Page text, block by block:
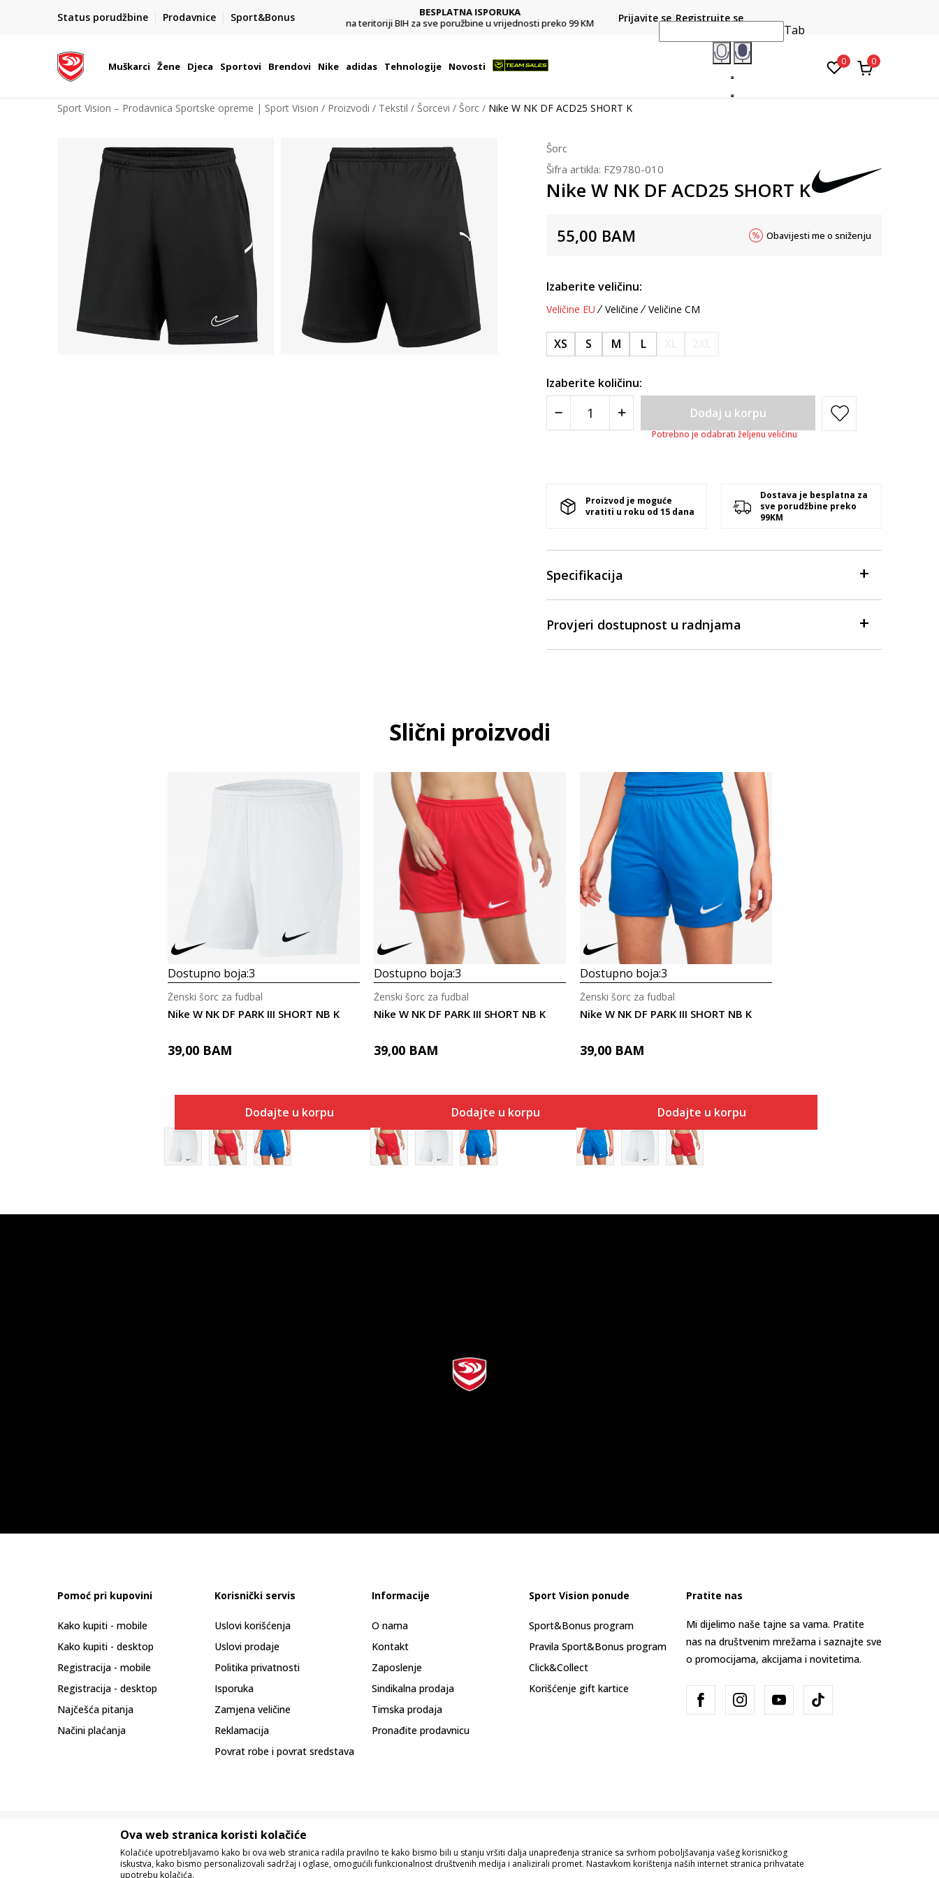
Status porudžbine Prodavnice Sport&Bonus
POZOVITE NAS NA : 055/490-400
Pon-Pet od 9h - 16h
BESPLATNA ISPORUKA
na teritoriji BIH za sve poružbine u vrijednosti preko 99 KM
Platite karticom online i preuzmite u prodavnici po vašem
Prijavite se Registrujte se
Muškarci Žene Djeca Sportovi Brendovi Nike adidas Tehnologije Novosti
Tab
0 0
Sport Vision – Prodavnica Sportske opreme | Sport Vision Proizvodi Tekstil Šorcevi Šorc Nike W NK DF ACD25 SHORT K
Šorc
Šifra artikla: FZ9780-010
Nike W NK DF ACD25 SHORT K
55,00 BAM Obavijesti me o sniženju
Izaberite veličinu:
Veličine EU Veličine Veličine CM
XS S M L
Izaberite količinu:
Dodaj u korpu
Potrebno je odabrati željenu veličinu
Proizvod je moguće
vratiti u roku od 15 dana
Dostava je besplatna za
sve porudžbine preko
99KM
Specifikacija
Provjeri dostupnost u radnjama
Slični proizvodi
Dostupno boja:3
Nike W NK DF PARK III SHORT NB K
Ženski šorc za fudbal
39,00 BAM
Dodajte u korpu
Dostupno boja:3
Nike W NK DF PARK III SHORT NB K
Ženski šorc za fudbal
39,00 BAM
Dodajte u korpu
Dostupno boja:3
Nike W NK DF PARK III SHORT NB K
Ženski šorc za fudbal
39,00 BAM
Dodajte u korpu
Pomoć pri kupovini
Kako kupiti - mobile
Kako kupiti - desktop
Registracija - mobile
Registracija - desktop
Najčešća pitanja
Načini plaćanja
Korisnički servis
Uslovi korišćenja
Uslovi prodaje
Politika privatnosti
Isporuka
Zamjena veličine
Reklamacija
Povrat robe i povrat sredstava
Informacije
O nama
Kontakt
Zaposlenje
Sindikalna prodaja
Timska prodaja
Pronađite prodavnicu
Sport Vision ponude
Sport&Bonus program
Pravila Sport&Bonus program
Click&Collect
Korišćenje gift kartice
Pratite nas
Mi dijelimo naše tajne sa vama. Pratite
nas na društvenim mrežama i saznajte sve
o promocijama, akcijama i novitetima.
Ova web stranica koristi kolačiće
Kolačiće upotrebljavamo kako bi ova web stranica radila pravilno te kako bismo bili u stanju vršiti dalja unapređenja stranice sa svrhom poboljšavanja vašeg korisničkog
iskustva, kako bismo personalizovali sadržaj i oglase, omogućili funkcionalnost društvenih medija i analizirali promet. Nastavkom korištenja naših internet stranica prihvatate
upotrebu kolačića.